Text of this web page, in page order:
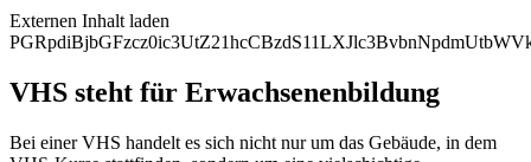
Externen Inhalt laden
VHS steht für Erwachsenenbildung
Bei einer VHS handelt es sich nicht nur um das Gebäude, in dem